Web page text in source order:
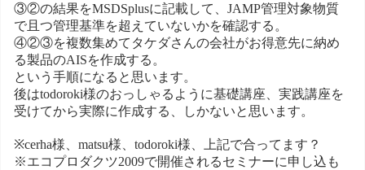
③②の結果をMSDSplusに記載して、JAMP管理対象物質
で且つ管理基準を超えていないかを確認する。
④②③を複数集めてタケダさんの会社がお得意先に納め
る製品のAISを作成する。
という手順になると思います。
後はtodoroki様のおっしゃるように基礎講座、実践講座を
受けてから実際に作成する、しかないと思います。
※cerha様、matsu様、todoroki様、上記で合ってます？
※エコプロダクツ2009で開催されるセミナーに申し込も